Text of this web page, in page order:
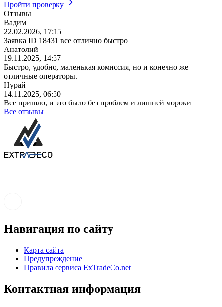
Пройти проверку
Отзывы
Вадим
22.02.2026, 17:15
Заявка ID 18431 все отлично быстро
Анатолий
19.11.2025, 14:37
Быстро, удобно, маленькая комиссия, но и конечно же
отличные операторы.
Нурай
14.11.2025, 06:30
Все пришло, и это было без проблем и лишней мороки
Все отзывы
Навигация по сайту
Карта сайта
Предупреждение
Правила сервиса ExTradeCo.net
Контактная информация